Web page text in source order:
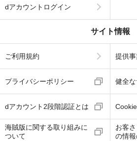
dアカウントログイン
サイト情報
ご利用規約 提供
プライバシーポリシー 健全
dアカウント2段階認証とは
海賊版に関する取り組みに
ついて
お客
の情